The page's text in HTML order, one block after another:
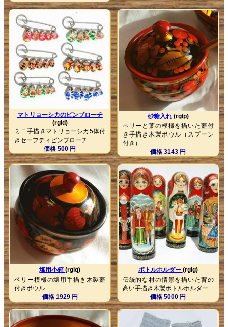
マトリョーシカのピンブローチ
(rgld)
ミニ手描きマトリョーシカ5体付
きセーフティピンブローチ
価格 500 円
砂糖入れ (rglp)
ベリーと葉の模様を描いた蓋付
き手描き木製ボウル（スプーン
付き）
価格 3143 円
塩用小箱(rglq)
ベリー模様の塩用手描き木製蓋
付きボウル
価格 1929 円
ボトルホルダー (rglg)
伝統的な村の情景を描いた背の
高い手描き木製ボトルホルダー
価格 5000 円